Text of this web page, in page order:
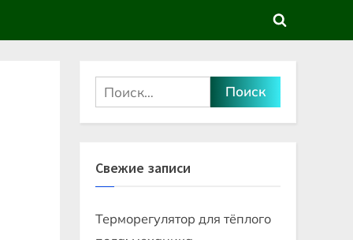
Toggle
form
Найти:
Свежие записи
Терморегулятор для тёплого